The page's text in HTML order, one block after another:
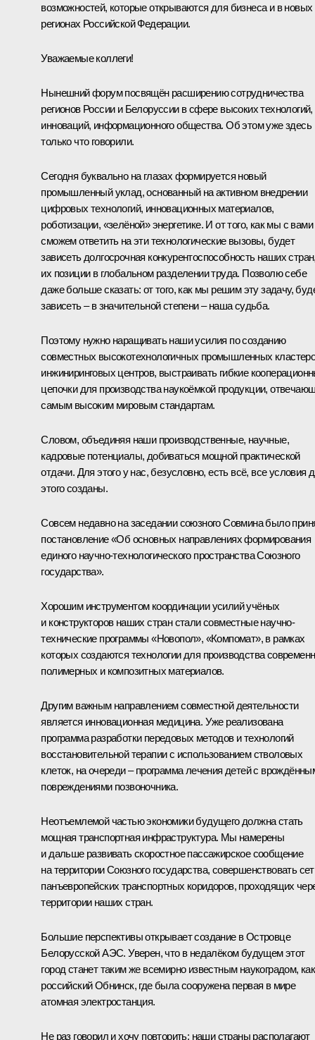
возможностей, которые открываются для бизнеса и в новых
регионах Российской Федерации.
Уважаемые коллеги!
Нынешний форум посвящён расширению сотрудничества
регионов России и Белоруссии в сфере высоких технологий,
инноваций, информационного общества. Об этом уже здесь
только что говорили.
Сегодня буквально на глазах формируется новый
промышленный уклад, основанный на активном внедрении
цифровых технологий, инновационных материалов,
роботизации, «зелёной» энергетике. И от того, как мы с вами
сможем ответить на эти технологические вызовы, будет
зависеть долгосрочная конкурентоспособность наших
их позиции в глобальном разделении труда. Позволю себе
даже больше сказать: от того, как мы решим эту задачу,
зависеть – в значительной степени – наша судьба.
Поэтому нужно наращивать наши усилия по созданию
совместных высокотехнологичных промышленных
инжиниринговых центров, выстраивать гибкие
цепочки для производства наукоёмкой продукции,
самым высоким мировым стандартам.
Словом, объединяя наши производственные, научные,
кадровые потенциалы, добиваться мощной практической
отдачи. Для этого у нас, безусловно, есть всё, все условия
этого созданы.
Совсем недавно на заседании союзного Совмина было
постановление «Об основных направлениях формирования
единого научно-технологического пространства Союзного
государства».
Хорошим инструментом координации усилий учёных
и конструкторов наших стран стали совместные научно-
технические программы «Новопол», «Компомат», в рамках
которых создаются технологии для производства
полимерных и композитных материалов.
Другим важным направлением совместной деятельности
является инновационная медицина. Уже реализована
программа разработки передовых методов и технологий
восстановительной терапии с использованием стволовых
клеток, на очереди – программа лечения детей с
повреждениями позвоночника.
Неотъемлемой частью экономики будущего должна стать
мощная транспортная инфраструктура. Мы намерены
и дальше развивать скоростное пассажирское сообщение
на территории Союзного государства, совершенствовать
панъевропейских транспортных коридоров, проходящих
территории наших стран.
Большие перспективы открывает создание в Островце
Белорусской АЭС. Уверен, что в недалёком будущем этот
город станет таким же всемирно известным наукоградом, как
российский Обнинск, где была сооружена первая в мире
атомная электростанция.
Не раз говорил и хочу повторить: наши страны располагают